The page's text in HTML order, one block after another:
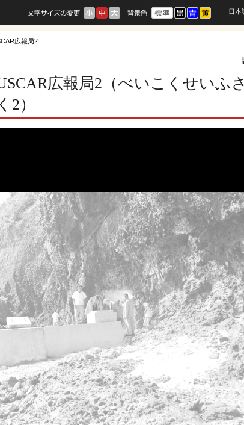
日本
広報局2
広報局2（べいこくせい
）